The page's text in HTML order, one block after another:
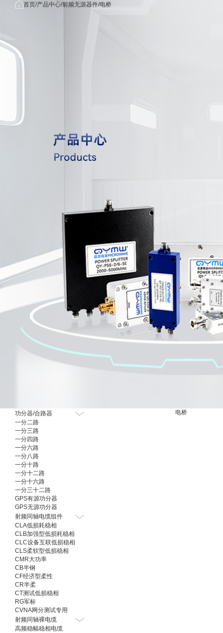
OEM/ODM
联系我们
首页/产品中心/射频无源器件/电桥
功分器/合路器
一分二路
一分三路
一分四路
一分六路
一分八路
一分十路
一分十二路
一分十六路
一分三十二路
GPS有源功分器
GPS无源功分器
射频同轴电缆组件
CLA低损耗稳相
CLB加强型低损耗稳相
CLC设备互联低损稳相
CLS柔软型低损稳相
CMR大功率
CB半钢
CF经济型柔性
CR半柔
CT测试低损稳相
RG军标
CVNA网分测试专用
射频同轴裸电缆
高频稳幅稳相电缆
电桥